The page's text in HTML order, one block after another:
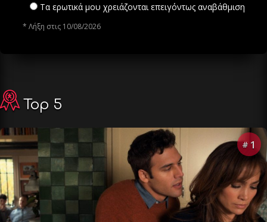
Τα ερωτικά μου χρειάζονται επειγόντως αναβάθμιση
* Λήξη στις 10/08/2026
Top 5
# 1